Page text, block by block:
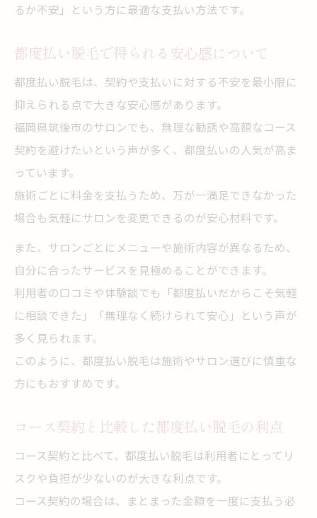
るか不安」という方に最適な支払い方法です。
都度払い脱毛で得られる安心感について
都度払い脱毛は、契約や支払いに対する不安を最小限に
抑えられる点で大きな安心感があります。
福岡県筑後市のサロンでも、無理な勧誘や高額なコース
契約を避けたいという声が多く、都度払いの人気が高ま
っています。
施術ごとに料金を支払うため、万が一満足できなかった
場合も気軽にサロンを変更できるのが安心材料です。
また、サロンごとにメニューや施術内容が異なるため、
自分に合ったサービスを見極めることができます。
利用者の口コミや体験談でも「都度払いだからこそ気軽
に相談できた」「無理なく続けられて安心」という声が
多く見られます。
このように、都度払い脱毛は施術やサロン選びに慎重な
方にもおすすめです。
コース契約と比較した都度払い脱毛の利点
コース契約と比べて、都度払い脱毛は利用者にとってリ
スクや負担が少ないのが大きな利点です。
コース契約の場合は、まとまった金額を一度に支払う必